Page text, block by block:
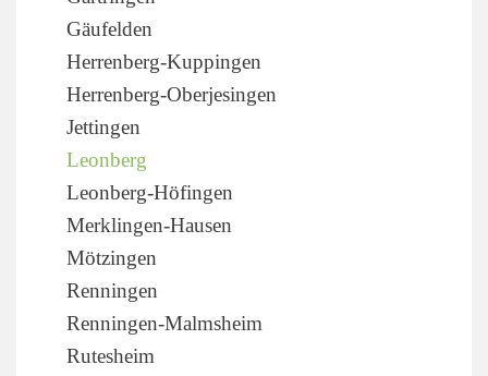
Gäufelden
Herrenberg-Kuppingen
Herrenberg-Oberjesingen
Jettingen
Leonberg
Leonberg-Höfingen
Merklingen-Hausen
Mötzingen
Renningen
Renningen-Malmsheim
Rutesheim